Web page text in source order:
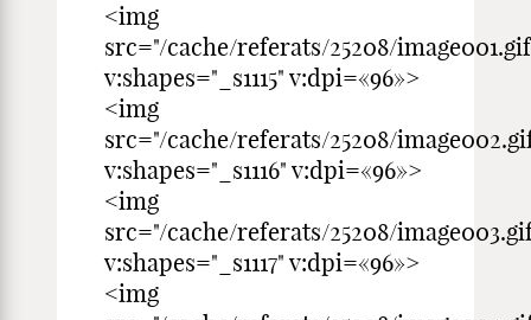
<img
src="/cache/referats/25208/
v:shapes="_s1115" v:dpi=«96»>
<img
src="/cache/referats/25208/
v:shapes="_s1116" v:dpi=«96»>
<img
src="/cache/referats/25208/
v:shapes="_s1117" v:dpi=«96»>
<img